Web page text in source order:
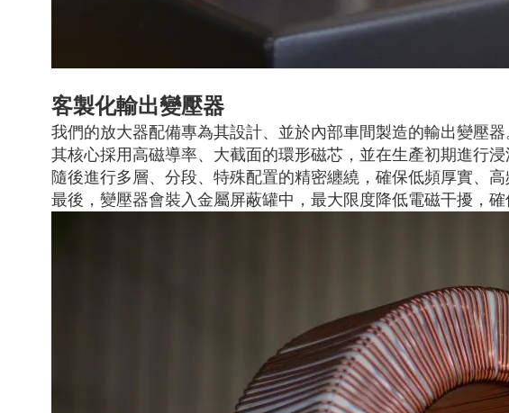
客製化輸出變壓器
我們的放大器配備專為其設計、並於內部車間製造的輸出變壓器
其核心採用高磁導率、大截面的環形磁芯，並在生產初期進行浸
隨後進行多層、分段、特殊配置的精密纏繞，確保低頻厚實、高
最後，變壓器會裝入金屬屏蔽罐中，最大限度降低電磁干擾，確